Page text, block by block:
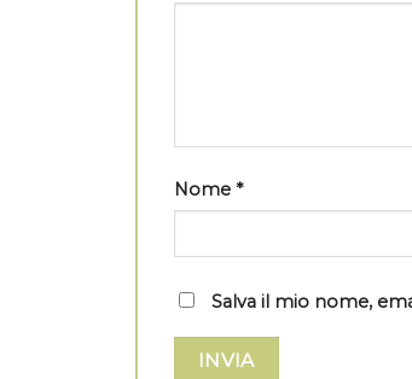
Nome *
Salva il mio nome,